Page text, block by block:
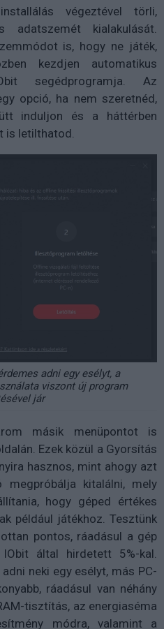
végeztével törli,
adatszemét kialakulását.
is, hogy ne játék,
kezdjen automatikus
segédprogramja. Az
opció, ha nem szeretnéd,
induljon és a háttérben
is letilthatod.
adni egy esélyt, a
viszont új program
jár
másik menüpontot is
Ezek közül a Gyorsítás
hasznos, mint ahogy azt
megpróbálja kitalálni, mely
hogy géped értékes
például játékhoz. Tesztünk
pontos, ráadásul a gép
által hirdetett 5%-kal.
neki egy esélyt, más PC-
ráadásul van néhány
tisztítás, az energiaséma
módra, valamint a